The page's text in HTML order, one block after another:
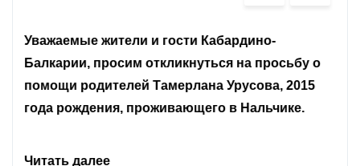
Уважаемые земляки и все неравнодушные
граждане.
Читать далее